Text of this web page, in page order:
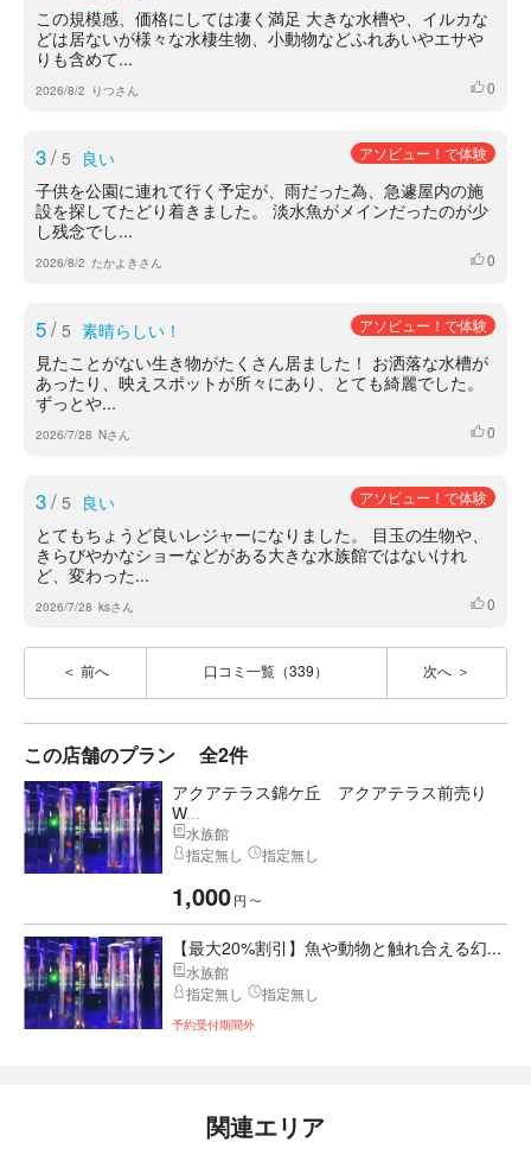
この規模感、価格にしては凄く満足 大きな水槽や、イルカな
どは居ないが様々な水棲生物、小動物などふれあいやエサや
りも含めて...
2026/8/2 りつさん いいね
0
3/ 5 良い アソビュー！で体験
子供を公園に連れて行く予定が、雨だった為、急遽屋内の施
設を探してたどり着きました。 淡水魚がメインだったのが少
し残念でし...
2026/8/2 たかよきさん いいね
0
5/ 5 素晴らしい！ アソビュー！で体験
見たことがない生き物がたくさん居ました！ お洒落な水槽が
あったり、映えスポットが所々にあり、とても綺麗でした。
ずっとや...
2026/7/28 Nさん いいね
0
3/ 5 良い アソビュー！で体験
とてもちょうど良いレジャーになりました。 目玉の生物や、
きらびやかなショーなどがある大きな水族館ではないけれ
ど、変わった...
2026/7/28 ksさん いいね
0
前へ 口コミ一覧（339） 次へ
この店舗のプラン 全2件
アクアテラス錦ケ丘 アクアテラス前売り
W...
水族館
指定無し
指定無し
1,000円 〜
【最大20%割引】魚や動物と触れ合える幻...
水族館
指定無し
指定無し
予約受付期間外
関連エリア